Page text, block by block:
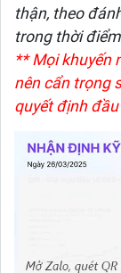
thận, theo
trong thời
** Mọi khuyến
nên cẩn trọng
quyết định